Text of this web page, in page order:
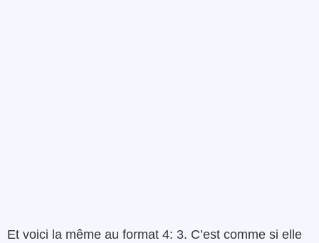
Et voici la même au format 4: 3. C’est comme si elle